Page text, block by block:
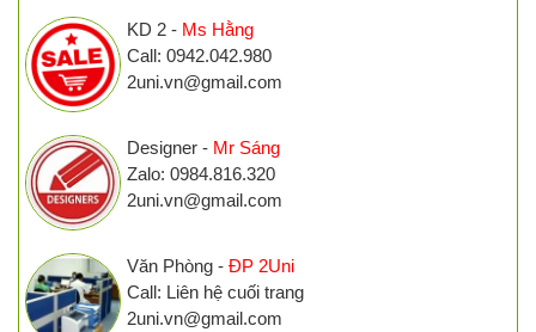
KD 2 - Ms Hằng
Call: 0942.042.980
2uni.vn@gmail.com
Designer - Mr Sáng
Zalo: 0984.816.320
2uni.vn@gmail.com
Văn Phòng - ĐP 2Uni
Call: Liên hệ cuối trang
2uni.vn@gmail.com